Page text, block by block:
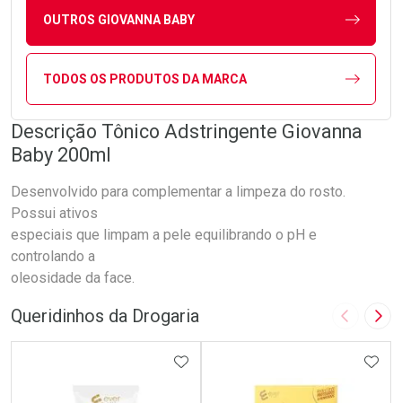
OUTROS GIOVANNA BABY
TODOS OS PRODUTOS DA MARCA
Descrição Tônico Adstringente Giovanna
Baby 200ml
Desenvolvido para complementar a limpeza do rosto.
Possui ativos
especiais que limpam a pele equilibrando o pH e
controlando a
oleosidade da face.
Queridinhos da Drogaria Imagem
ADICIONAR AOS FAVORITOS